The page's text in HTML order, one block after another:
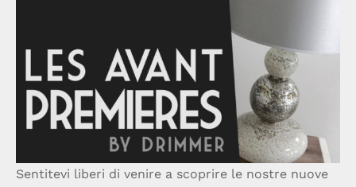
Sentitevi liberi di venire a scoprire le nostre nuove